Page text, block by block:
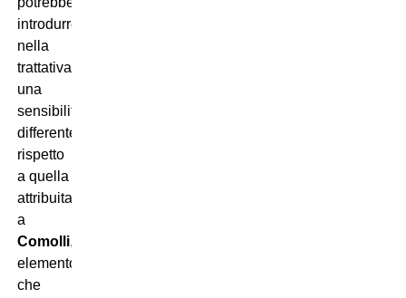
introdurre
nella
trattativa
una
sensibilità
differente
rispetto
a quella
attribuita
a
Comolli,
elemento
che